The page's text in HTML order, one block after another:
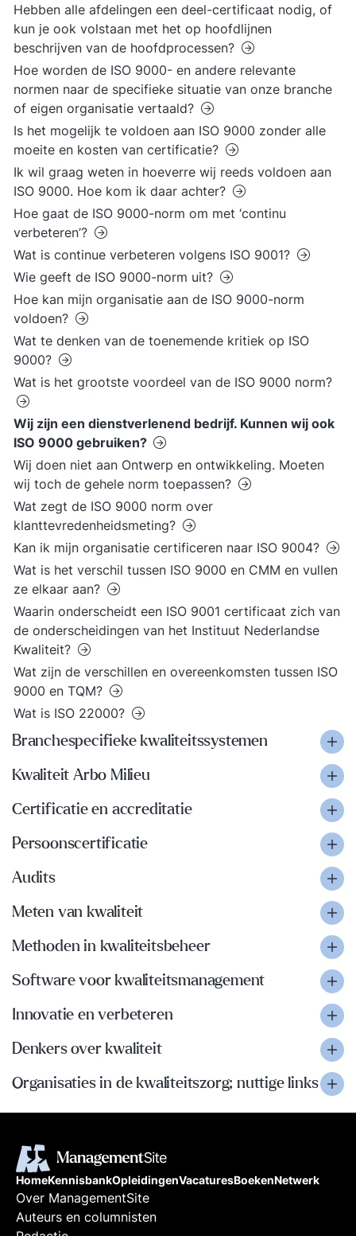
Hebben alle afdelingen een deel-certificaat nodig, of
kun je ook volstaan met het op hoofdlijnen
beschrijven van de hoofdprocessen?
Hoe worden de ISO 9000- en andere relevante
normen naar de specifieke situatie van onze branche
of eigen organisatie vertaald?
Is het mogelijk te voldoen aan ISO 9000 zonder alle
moeite en kosten van certificatie?
Ik wil graag weten in hoeverre wij reeds voldoen aan
ISO 9000. Hoe kom ik daar achter?
Hoe gaat de ISO 9000-norm om met ‘continu
verbeteren’?
Wat is continue verbeteren volgens ISO 9001?
Wie geeft de ISO 9000-norm uit?
Hoe kan mijn organisatie aan de ISO 9000-norm
voldoen?
Wat te denken van de toenemende kritiek op ISO
9000?
Wat is het grootste voordeel van de ISO 9000 norm?
Wij zijn een dienstverlenend bedrijf. Kunnen wij ook
ISO 9000 gebruiken?
Wij doen niet aan Ontwerp en ontwikkeling. Moeten
wij toch de gehele norm toepassen?
Wat zegt de ISO 9000 norm over
klanttevredenheidsmeting?
Kan ik mijn organisatie certificeren naar ISO 9004?
Wat is het verschil tussen ISO 9000 en CMM en vullen
ze elkaar aan?
Waarin onderscheidt een ISO 9001 certificaat zich van
de onderscheidingen van het Instituut Nederlandse
Kwaliteit?
Wat zijn de verschillen en overeenkomsten tussen ISO
9000 en TQM?
Wat is ISO 22000?
Branchespecifieke kwaliteitssystemen
Kwaliteit Arbo Milieu
Certificatie en accreditatie
Persoonscertificatie
Audits
Meten van kwaliteit
Methoden in kwaliteitsbeheer
Software voor kwaliteitsmanagement
Innovatie en verbeteren
Denkers over kwaliteit
Organisaties in de kwaliteitszorg; nuttige links
HomeKennisbankOpleidingenVacaturesBoekenNetwerk
Over ManagementSite
Auteurs en columnisten